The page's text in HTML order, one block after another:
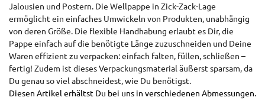
Jalousien und Postern. Die Wellpappe in Zick-Zack-Lage
ermöglicht ein einfaches Umwickeln von Produkten, unabhängig
von deren Größe. Die flexible Handhabung erlaubt es Dir, die
Pappe einfach auf die benötigte Länge zuzuschneiden und Deine
Waren effizient zu verpacken: einfach falten, füllen, schließen –
fertig! Zudem ist dieses Verpackungsmaterial äußerst sparsam, da
Du genau so viel abschneidest, wie Du benötigst.
Diesen Artikel erhältst Du bei uns in verschiedenen Abmessungen.